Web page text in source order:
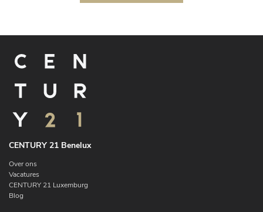
CENTURY 21 Benelux
Over ons
Vacatures
CENTURY 21 Luxemburg
Blog